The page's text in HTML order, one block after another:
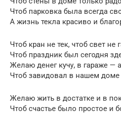
Чтоб парковка была всегда
А жизнь текла красиво и
Чтоб кран не тек, чтоб свет не
Чтоб праздник был сегодня
Желаю денег кучу, в гараже —
Чтоб завидовал в нашем доме
Желаю жить в достатке и в
Чтоб счастье было простое и